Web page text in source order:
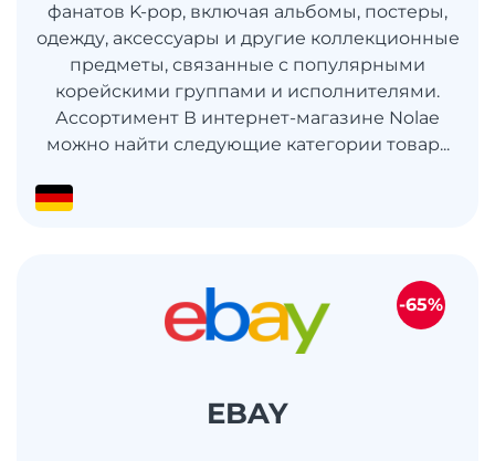
фанатов K-pop, включая альбомы, постеры,
одежду, аксессуары и другие коллекционные
предметы, связанные с популярными
корейскими группами и исполнителями.
Ассортимент В интернет-магазине Nolae
можно найти следующие категории товар...
EBAY
-65%